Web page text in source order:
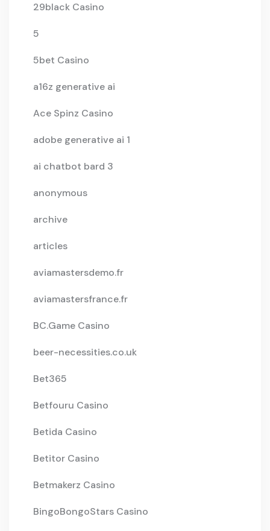
29black Casino
5
5bet Casino
a16z generative ai
Ace Spinz Casino
adobe generative ai 1
ai chatbot bard 3
anonymous
archive
articles
aviamastersdemo.fr
aviamastersfrance.fr
BC.Game Casino
beer-necessities.co.uk
Bet365
Betfouru Casino
Betida Casino
Betitor Casino
Betmakerz Casino
BingoBongoStars Casino